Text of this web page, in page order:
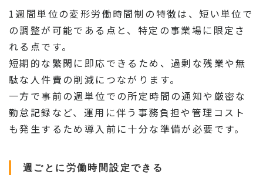
1週間単位の変形労働時間制の特徴は、短い単位で
の調整が可能である点と、特定の事業場に限定さ
れる点です。
短期的な繁閑に即応できるため、過剰な残業や無
駄な人件費の削減につながります。
一方で事前の週単位での所定時間の通知や厳密な
勤怠記録など、運用に伴う事務負担や管理コスト
も発生するため導入前に十分な準備が必要です。
週ごとに労働時間設定できる